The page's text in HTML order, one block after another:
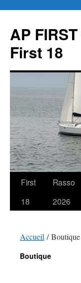
contenu
AP
First 18
First
18
Rasso
2026
Accueil / Boutique
Boutique